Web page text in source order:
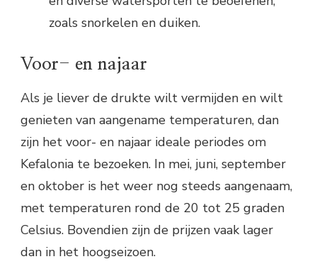
zoals snorkelen en duiken.
Voor- en najaar
Als je liever de drukte wilt vermijden en wilt
genieten van aangename temperaturen, dan
zijn het voor- en najaar ideale periodes om
Kefalonia te bezoeken. In mei, juni, september
en oktober is het weer nog steeds aangenaam,
met temperaturen rond de 20 tot 25 graden
Celsius. Bovendien zijn de prijzen vaak lager
dan in het hoogseizoen.